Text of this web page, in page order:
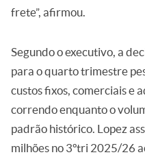
frete”, afirmou.
Segundo o executivo, a
para o quarto trimestre
custos fixos, comerciais e
correndo enquanto o
padrão histórico. Lopez
milhões no 3ºtri 2025/26